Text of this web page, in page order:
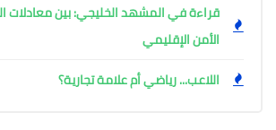
قراءة في المشهد الخليجي: بين معادلات
الأمن الإقليمي
اللاعب... رياضي أم علامة تجارية؟